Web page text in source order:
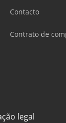
Contacto
Contrato de
legal